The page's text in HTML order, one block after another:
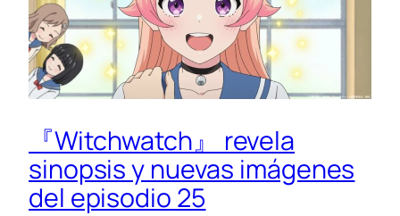
『Witchwatch』 revela
sinopsis y nuevas imágenes
del episodio 25